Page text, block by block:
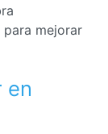
mejorar
en